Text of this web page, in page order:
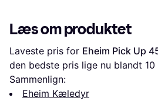
Læs om produktet
Laveste pris for Eheim Pick Up
den bedste pris lige nu blandt 10
Sammenlign:
Eheim Kæledyr